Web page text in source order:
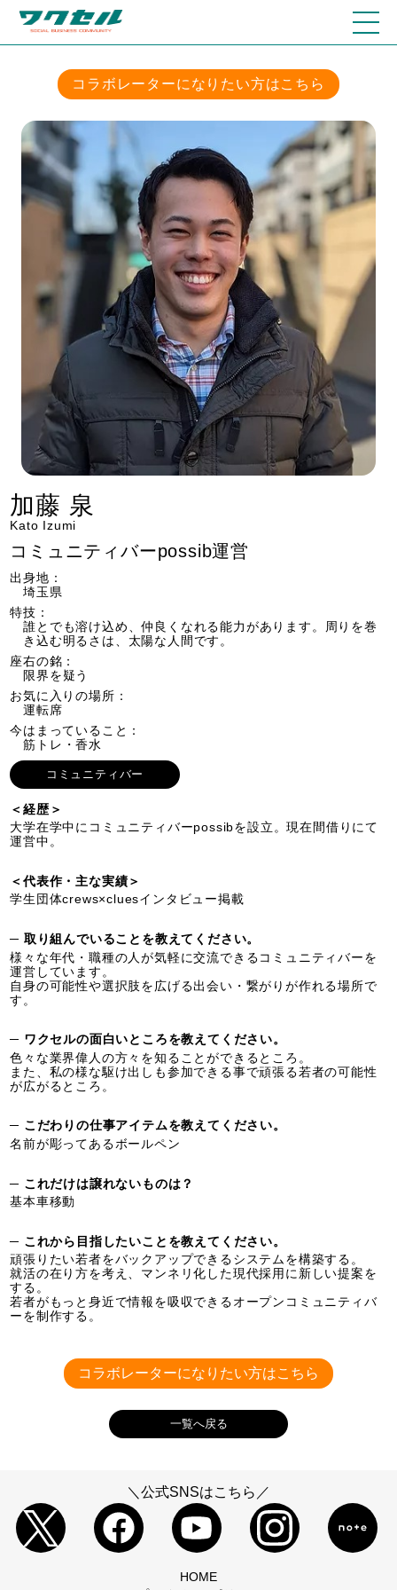
コラボレーターになりたい方はこちら
加藤 泉
Kato Izumi
コミュニティバーpossib運営
出身地：
埼玉県
特技：
誰とでも溶け込め、仲良くなれる能力があります。周りを巻
き込む明るさは、太陽な人間です。
座右の銘：
限界を疑う
​お気に入りの場所：
運転席
​今はまっていること：
筋トレ・香水
コミュニティバー
＜経歴＞
大学在学中にコミュニティバーpossibを設立。現在間借りにて
運営中。
＜代表作・主な実績＞
学生団体crews×cluesインタビュー掲載
─ 取り組んでいることを教えてください。
様々な年代・職種の人が気軽に交流できるコミュニティバーを
運営しています。
自身の可能性や選択肢を広げる出会い・繋がりが作れる場所で
す。
─ ワクセルの面白いところを教えてください。
色々な業界偉人の方々を知ることができるところ。
また、私の様な駆け出しも参加できる事で頑張る若者の可能性
が広がるところ。
─ こだわりの仕事アイテムを教えてください。
名前が彫ってあるボールペン
─ これだけは譲れないものは？
基本車移動
─ これから目指したいことを教えてください。
頑張りたい若者をバックアップできるシステムを構築する。
就活の在り方を考え、マンネリ化した現代採用に新しい提案を
する。
若者がもっと身近で情報を吸収できるオープンコミュニティバ
ーを制作する。
コラボレーターになりたい方はこちら
一覧へ戻る
＼公式SNSはこちら／
HOME